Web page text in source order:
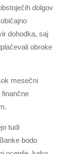
dolgov
dohodka, saj
obroke
mesečni
tudi
bodo